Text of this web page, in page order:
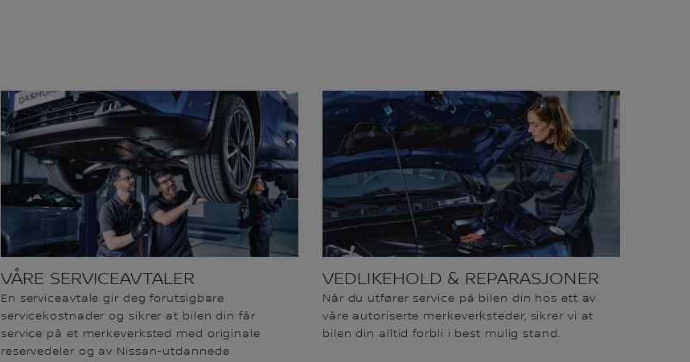
VÅRE SERVICEAVTALER
En serviceavtale gir deg forutsigbare
servicekostnader og sikrer at bilen din får
service på et merkeverksted med originale
reservedeler og av Nissan-utdannede
VEDLIKEHOLD & REPARASJONER
Når du utfører service på bilen din hos ett av
våre autoriserte merkeverksteder, sikrer vi at
bilen din alltid forbli i best mulig stand.